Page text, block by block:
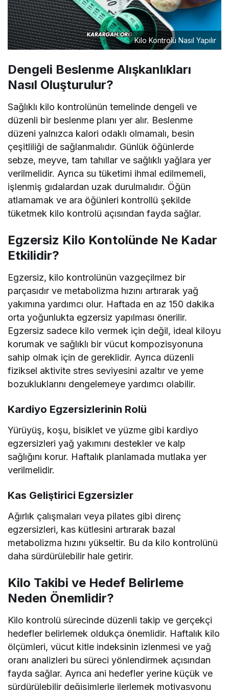
Kilo Kontrolü Nasıl Yapılır
Dengeli Beslenme Alışkanlıkları
Nasıl Oluşturulur?
Sağlıklı kilo kontrolünün temelinde dengeli ve
düzenli bir beslenme planı yer alır. Beslenme
düzeni yalnızca kalori odaklı olmamalı, besin
çeşitliliği de sağlanmalıdır. Günlük öğünlerde
sebze, meyve, tam tahıllar ve sağlıklı yağlara yer
verilmelidir. Ayrıca su tüketimi ihmal edilmemeli,
işlenmiş gıdalardan uzak durulmalıdır. Öğün
atlamamak ve ara öğünleri kontrollü şekilde
tüketmek kilo kontrolü açısından fayda sağlar.
Egzersiz Kilo Kontolünde Ne Kadar
Etkilidir?
Egzersiz, kilo kontrolünün vazgeçilmez bir
parçasıdır ve metabolizma hızını artırarak yağ
yakımına yardımcı olur. Haftada en az 150 dakika
orta yoğunlukta egzersiz yapılması önerilir.
Egzersiz sadece kilo vermek için değil, ideal kiloyu
korumak ve sağlıklı bir vücut kompozisyonuna
sahip olmak için de gereklidir. Ayrıca düzenli
fiziksel aktivite stres seviyesini azaltır ve yeme
bozukluklarını dengelemeye yardımcı olabilir.
Kardiyo Egzersizlerinin Rolü
Yürüyüş, koşu, bisiklet ve yüzme gibi kardiyo
egzersizleri yağ yakımını destekler ve kalp
sağlığını korur. Haftalık planlamada mutlaka yer
verilmelidir.
Kas Geliştirici Egzersizler
Ağırlık çalışmaları veya pilates gibi direnç
egzersizleri, kas kütlesini artırarak bazal
metabolizma hızını yükseltir. Bu da kilo kontrolünü
daha sürdürülebilir hale getirir.
Kilo Takibi ve Hedef Belirleme
Neden Önemlidir?
Kilo kontrolü sürecinde düzenli takip ve gerçekçi
hedefler belirlemek oldukça önemlidir. Haftalık kilo
ölçümleri, vücut kitle indeksinin izlenmesi ve yağ
oranı analizleri bu süreci yönlendirmek açısından
fayda sağlar. Ayrıca ani hedefler yerine küçük ve
sürdürülebilir değişimlerle ilerlemek motivasyonu